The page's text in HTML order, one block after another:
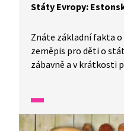
Státy Evropy:
Znáte základní fakta
zeměpis pro děti o
zábavně a v krátkosti
Hlavní město Tallin je
ve středověku a je to i